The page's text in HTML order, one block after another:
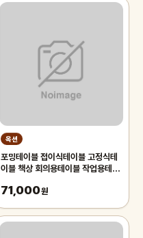
옥션
포밍테이블 접이식테이블 고정식테
이블 책상 회의용테이블 작업용테이
71,000원